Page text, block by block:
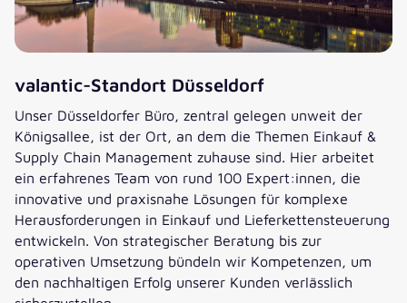
valantic-Standort Düsseldorf
Unser Düsseldorfer Büro, zentral gelegen unweit der
Königsallee, ist der Ort, an dem die Themen Einkauf &
Supply Chain Management zuhause sind. Hier arbeitet
ein erfahrenes Team von rund 100 Expert:innen, die
innovative und praxisnahe Lösungen für komplexe
Herausforderungen in Einkauf und Lieferkettensteuerung
entwickeln. Von strategischer Beratung bis zur
operativen Umsetzung bündeln wir Kompetenzen, um
den nachhaltigen Erfolg unserer Kunden verlässlich